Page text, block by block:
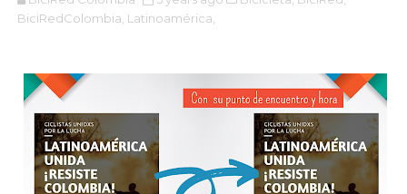
BiciRedColombia, Latinoamérica,